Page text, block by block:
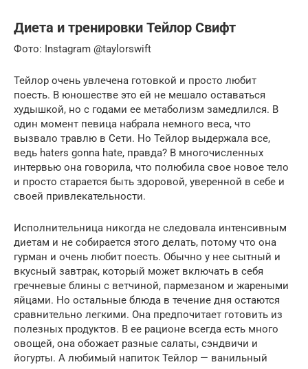
Диета и тренировки Тейлор Свифт
Фото: Instagram @taylorswift
Тейлор очень увлечена готовкой и просто любит
поесть. В юношестве это ей не мешало оставаться
худышкой, но с годами ее метаболизм замедлился. В
один момент певица набрала немного веса, что
вызвало травлю в Сети. Но Тейлор выдержала все,
ведь haters gonna hate, правда? В многочисленных
интервью она говорила, что полюбила свое новое тело
и просто старается быть здоровой, уверенной в себе и
своей привлекательности.
Исполнительница никогда не следовала интенсивным
диетам и не собирается этого делать, потому что она
гурман и очень любит поесть. Обычно у нее сытный и
вкусный завтрак, который может включать в себя
гречневые блины с ветчиной, пармезаном и жареными
яйцами. Но остальные блюда в течение дня остаются
сравнительно легкими. Она предпочитает готовить из
полезных продуктов. В ее рационе всегда есть много
овощей, она обожает разные салаты, сэндвичи и
йогурты. А любимый напиток Тейлор — ванильный